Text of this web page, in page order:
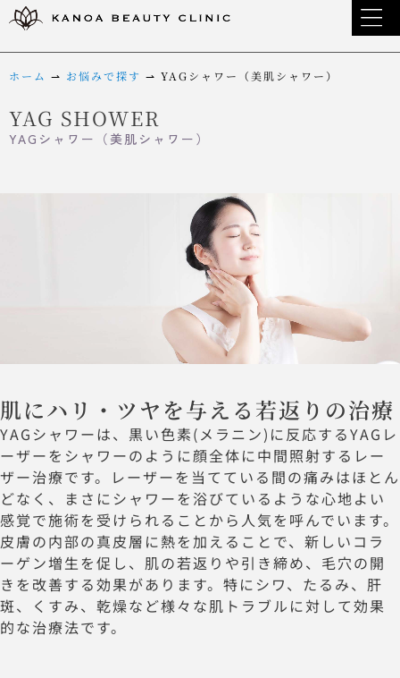
ホーム ⇀ お悩みで探す ⇀ YAGシャワー（美肌シャワー）
YAG SHOWER
YAGシャワー（美肌シャワー）
肌にハリ・ツヤを与える若返りの治療
YAGシャワーは、黒い色素(メラニン)に反応するYAGレ
ーザーをシャワーのように顔全体に中間照射するレー
ザー治療です。レーザーを当てている間の痛みはほとん
どなく、まさにシャワーを浴びているような心地よい
感覚で施術を受けられることから人気を呼んでいます。
皮膚の内部の真皮層に熱を加えることで、新しいコラ
ーゲン増生を促し、肌の若返りや引き締め、毛穴の開
きを改善する効果があります。特にシワ、たるみ、肝
斑、くすみ、乾燥など様々な肌トラブルに対して効果
的な治療法です。